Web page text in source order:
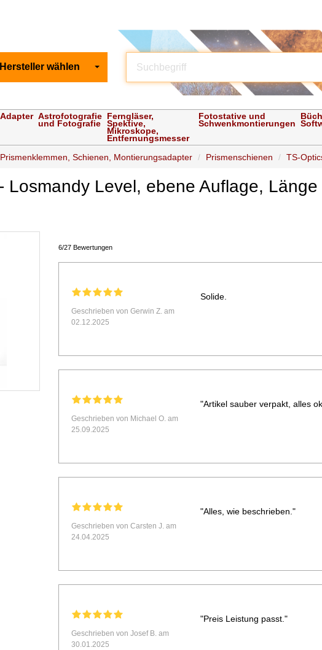
Hersteller wählen
Adapter Astrofotografie
und Fotografie
Ferngläser,
Spektive,
Mikroskope,
Entfernungsmesser
Fotostative und
Schwenkmontierungen
Prismenklemmen, Schienen, Montierungsadapter Prismenschienen TS-
Losmandy Level, ebene Auflage,
6/27 Bewertungen
Geschrieben von Gerwin Z. am
02.12.2025
Solide.
Geschrieben von Michael O. am
25.09.2025
"Artikel sauber verpakt, alles
Geschrieben von Carsten J. am
24.04.2025
"Alles, wie beschrieben."
Geschrieben von Josef B. am
30.01.2025
"Preis Leistung passt."